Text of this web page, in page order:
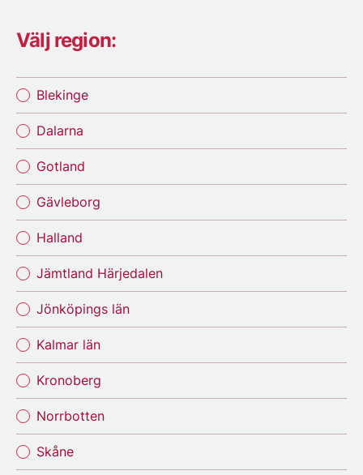
Välj region:
Blekinge
Dalarna
Gotland
Gävleborg
Halland
Jämtland Härjedalen
Jönköpings län
Kalmar län
Kronoberg
Norrbotten
Skåne